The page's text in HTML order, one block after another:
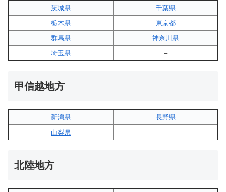
茨城県
千葉県
栃木県
東京都
群馬県
神奈川県
埼玉県
–
甲信越地方
新潟県
長野県
山梨県
–
北陸地方